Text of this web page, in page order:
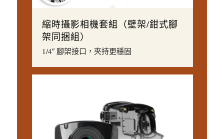
縮時攝影相機套組（壁架/鉗式腳
架同捆組）
1/4″ 腳架接口，夾持更穩固